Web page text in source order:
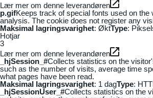
Lær mer om denne leverandøren
p.gifKeeps track of special fonts used on the
analysis. The cookie does not register any
Maksimal lagringsvarighet: ØktType:
Hotjar
3
Lær mer om denne leverandøren
_hjSession_#Collects statistics on the
such as the number of visits, average time
what pages have been read.
Maksimal lagringsvarighet: 1 dagType:
_hjSessionUser_#Collects statistics on the